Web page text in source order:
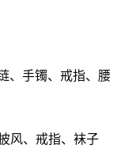
、手镯、戒指、腰
风、戒指、袜子